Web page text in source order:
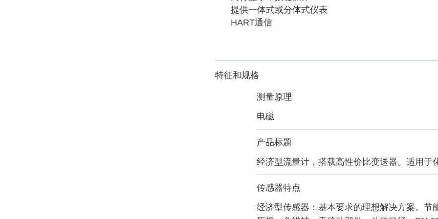
提供一体式或分体式仪表
HART通信
特征和规格
测量原理
电磁
产品标题
经济型流量计，搭载高性价比变送器。适用于
传感器特点
经济型传感器：基本要求的理想解决方案。节